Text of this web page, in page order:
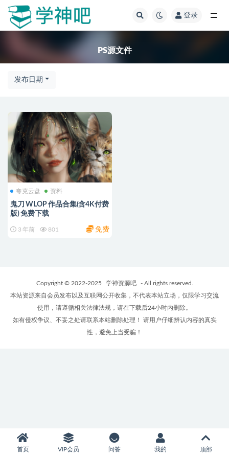
登录
PS源文件
发布日期
夸克云盘 资料
鬼刀 WLOP 作品合集(含4K付费
版) 免费下载
3 年前 801 免费
Copyright © 2022-2025 学神资源吧
- All rights reserved.
本站资源来自会员发布以及互联网公开收集，不代表本站立场，仅限学习交流
使用，请遵循相关法律法规，请在下载后24小时内删除。
如有侵权争议、不妥之处请联系本站删除处理！ 请用户仔细辨认内容的真实
性，避免上当受骗！
首页 VIP会员 问答 我的 顶部